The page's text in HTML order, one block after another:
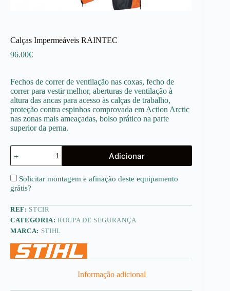
Calças Impermeáveis RAINTEC
96.00€
Fechos de correr de ventilação nas coxas, fecho de
correr para vestir melhor, aberturas de ventilação à
altura das ancas para acesso às calças de trabalho,
proteção contra espinhos comprovada em Action Arctic
nas zonas mais ameaçadas, bolso prático na parte
superior da perna.
Quantidade
de
Calças
Impermeáveis
RAINTEC
Adicionar
Solicitar montagem e afinação deste equipamento
grátis?
REF: STCIR
CATEGORIA:ROUPA DE SEGURANÇA
MARCA: STIHL
Informação adicional